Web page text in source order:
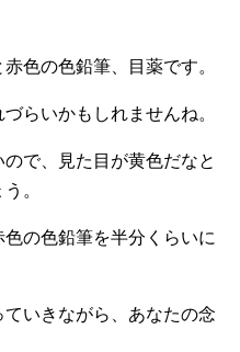
色の色鉛筆、目薬です。
らいかもしれませんね。
で、見た目が黄色だなと
。
の色鉛筆を半分くらいに
いきながら、あなたの念